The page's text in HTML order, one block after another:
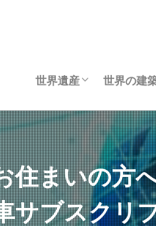
世界遺産
日本の世界遺産
海外の世界遺産
世界の建
日本の
海外の
住まいの方
サブスクリ